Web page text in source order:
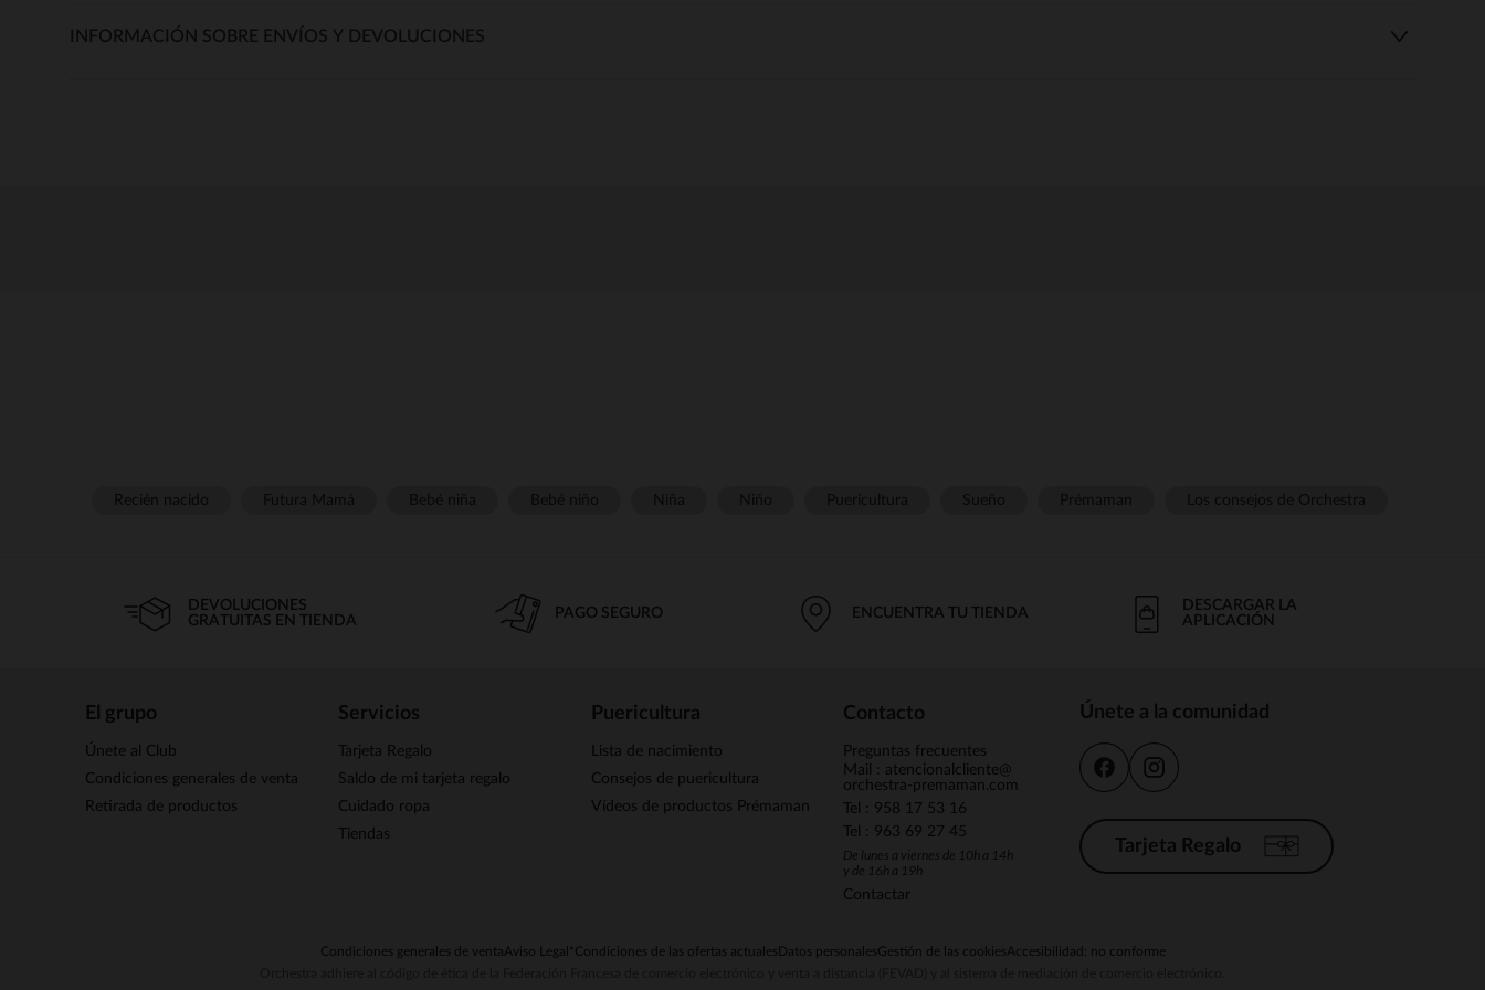
INFORMACIÓN SOBRE ENVÍOS Y DEVOLUCIONES
DEVOLUCIONES
GRATUITAS EN TIENDA
PAGO SEGURO ENCUENTRA TU TIENDA
DESCARGAR LA
APLICACIÓN
El grupo
Únete al Club
Condiciones generales de venta
Retirada de productos
Servicios
Tarjeta Regalo
Saldo de mi tarjeta regalo
Cuidado ropa
Tiendas
Puericultura
Lista de nacimiento
Consejos de puericultura
Vídeos de productos Prémaman
Contacto
Preguntas frecuentes
Mail : atencionalcliente@
orchestra-premaman.com
Tel : 958 17 53 16
Tel : 963 69 27 45
De lunes a viernes de 10h a 14h
y de 16h a 19h
Contactar
Únete a la comunidad
Tarjeta Regalo
Condiciones generales de ventaAviso Legal *Condiciones de las ofertas actuales Datos personalesGestión de las cookiesAccesibilidad: no conforme